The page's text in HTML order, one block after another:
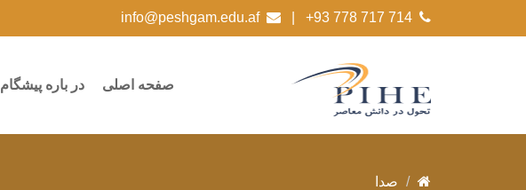
+93 778 717 714
|
info@peshgam.edu.af
صفحه اصلی در باره پیشگام
صدا